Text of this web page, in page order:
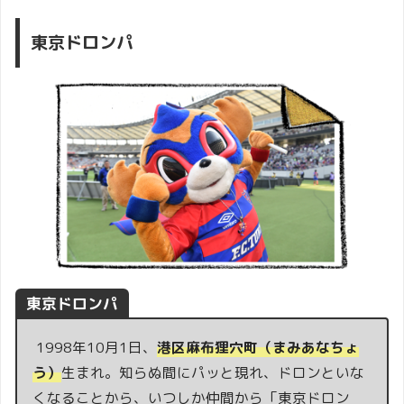
東京ドロンパ
東京ドロンパ
1998年10月1日、港区麻布狸穴町（まみあなちょ
う）生まれ。知らぬ間にパッと現れ、ドロンといな
くなることから、いつしか仲間から「東京ドロン